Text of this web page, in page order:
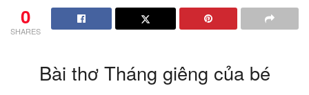
0
SHARES
Bài thơ Tháng giêng của bé